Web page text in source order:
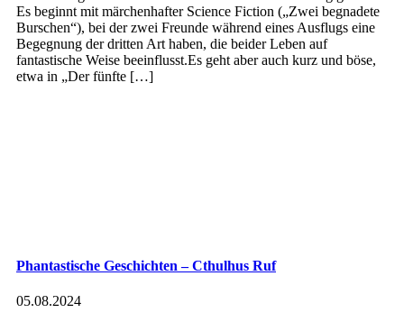
Es beginnt mit märchenhafter Science Fiction („Zwei begnadete
Burschen“), bei der zwei Freunde während eines Ausflugs eine
Begegnung der dritten Art haben, die beider Leben auf
fantastische Weise beeinflusst.Es geht aber auch kurz und böse,
etwa in „Der fünfte […]
Phantastische Geschichten – Cthulhus Ruf
05.08.2024